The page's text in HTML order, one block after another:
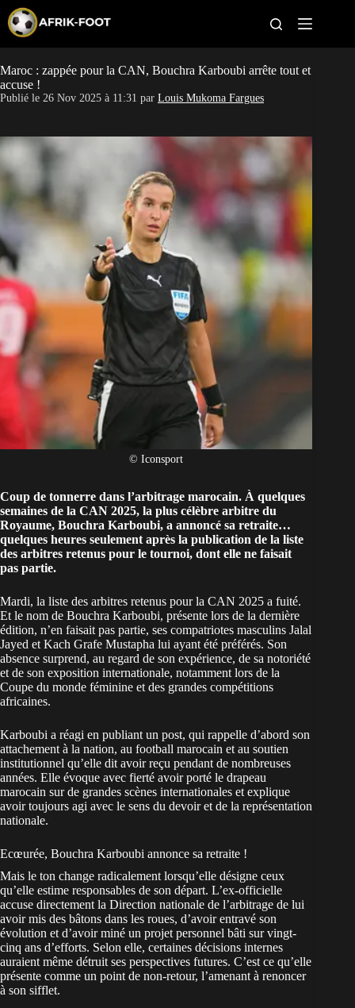
p
t
o
c
o
t
e
n
CAN féminine
Pays
Clubs
Classement
Paris sportifs
Maroc : zappée pour la CAN, Bouchra Karboubi arrête tout et
accuse !
Publié le 26 Nov 2025 à 11:31 par Louis Mukoma Fargues
© Iconsport
Coup de tonnerre dans l’arbitrage marocain. À quelques
semaines de la CAN 2025, la plus célèbre arbitre du
Royaume, Bouchra Karboubi, a annoncé sa retraite…
quelques heures seulement après la publication de la liste
des arbitres retenus pour le tournoi, dont elle ne faisait
pas partie.
Mardi, la liste des arbitres retenus pour la CAN 2025 a fuité.
Et le nom de Bouchra Karboubi, présente lors de la dernière
édition, n’en faisait pas partie, ses compatriotes masculins Jalal
Jayed et Kach Grafe Mustapha lui ayant été préférés. Son
absence surprend, au regard de son expérience, de sa notoriété
et de son exposition internationale, notamment lors de la
Coupe du monde féminine et des grandes compétitions
africaines.
Karboubi a réagi en publiant un post, qui rappelle d’abord son
attachement à la nation, au football marocain et au soutien
institutionnel qu’elle dit avoir reçu pendant de nombreuses
années. Elle évoque avec fierté avoir porté le drapeau
marocain sur de grandes scènes internationales et explique
avoir toujours agi avec le sens du devoir et de la représentation
nationale.
Ecœurée, Bouchra Karboubi annonce sa retraite !
Mais le ton change radicalement lorsqu’elle désigne ceux
qu’elle estime responsables de son départ. L’ex-officielle
accuse directement la Direction nationale de l’arbitrage de lui
avoir mis des bâtons dans les roues, d’avoir entravé son
évolution et d’avoir miné un projet personnel bâti sur vingt-
cinq ans d’efforts. Selon elle, certaines décisions internes
auraient même détruit ses perspectives futures. C’est ce qu’elle
présente comme un point de non-retour, l’amenant à renoncer
à son sifflet.